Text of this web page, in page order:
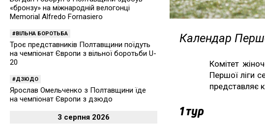
Календар
Комітет
Першої ліги
представляє
1 тур
«бронзу» на міжнародній велогонці
Memorial Alfredo Fornasiero
ВІЛЬНА БОРОТЬБА
Троє представників Полтавщини поїдуть
на чемпіонат Європи з вільної боротьби U-
20
ДЗЮДО
Ярослав Омельченко з Полтавщини їде
на чемпіонат Європи з дзюдо
3 серпня 2026